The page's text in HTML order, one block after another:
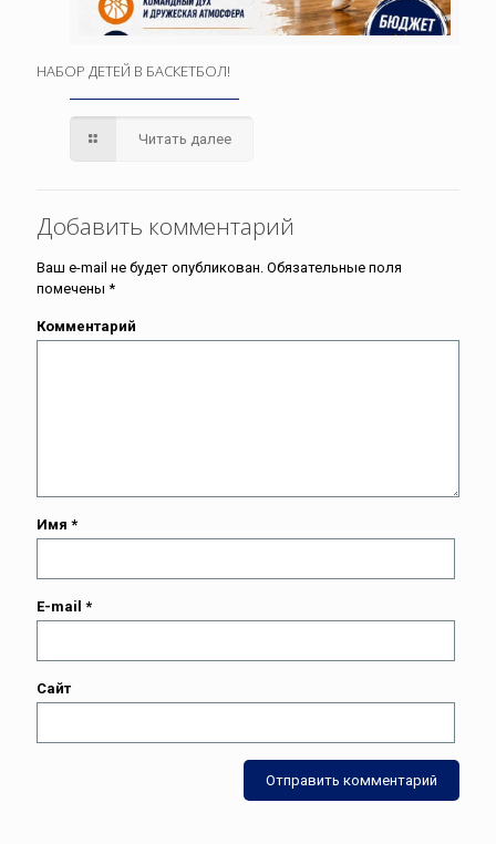
НАБОР ДЕТЕЙ В БАСКЕТБОЛ!
Читать далее
Добавить комментарий
Ваш e-mail не будет опубликован. Обязательные поля
помечены *
Комментарий
Имя *
E-mail *
Сайт